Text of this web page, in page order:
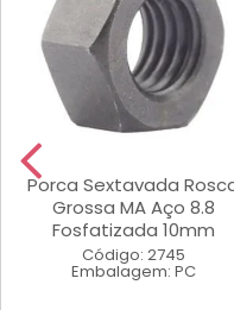
Porca Sextavada
Grossa MA Aço 8.8
Fosfatizada 10mm
Código: 2745
Embalagem: PC